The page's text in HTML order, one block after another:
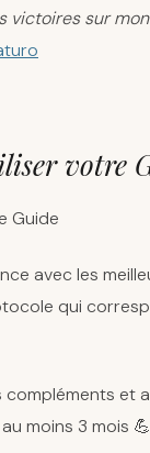
victoires sur
votre
Guide
avec les
qui
compléments et
moins 3 mois